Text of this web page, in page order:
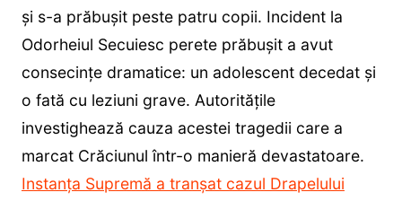
și s-a prăbușit peste patru copii. Incident la
Odorheiul Secuiesc perete prăbușit a avut
consecințe dramatice: un adolescent decedat și
o fată cu leziuni grave. Autoritățile
investighează cauza acestei tragedii care a
marcat Crăciunul într-o manieră devastatoare.
Instanța Supremă a tranșat cazul Drapelului